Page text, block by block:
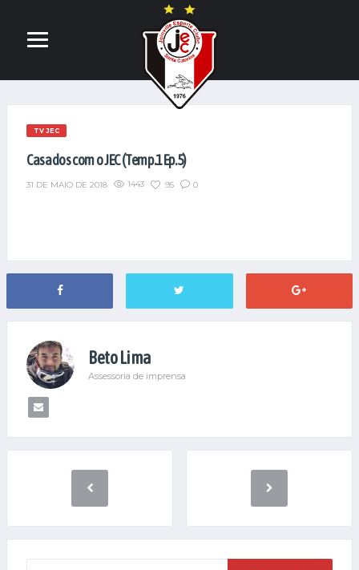
TV JEC
Casados com o JEC (Temp.1 Ep.5)
31 DE MAIO DE 2018 1443 95 0
Beto Lima
Assessoria de imprensa